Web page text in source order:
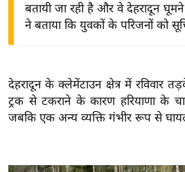
ग
त
वि
ष
बतायी जा रही है और वे देहरादून
ने बताया कि युवकों के परिजनों को
देहरादून के क्लेमेंटाउन क्षेत्र में
ट्रक से टकराने के कारण हरियाणा के
जबकि एक अन्य व्यक्ति गंभीर रूप से